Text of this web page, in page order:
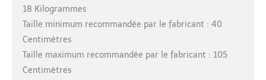
18 Kilogrammes
Taille minimum recommandée par le fabricant : 40
Centimètres
Taille maximum recommandée par le fabricant : 105
Centimètres